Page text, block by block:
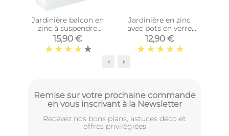
Jardinière balcon en
zinc à suspendre
(Blanc)
15,90 €
Jardinière en zinc
avec pots en verre
(34,5 cm)
12,90 €
Remise sur votre prochaine commande
en vous inscrivant à la Newsletter
Recevez nos bons plans, astuces déco et
offres privilègiées